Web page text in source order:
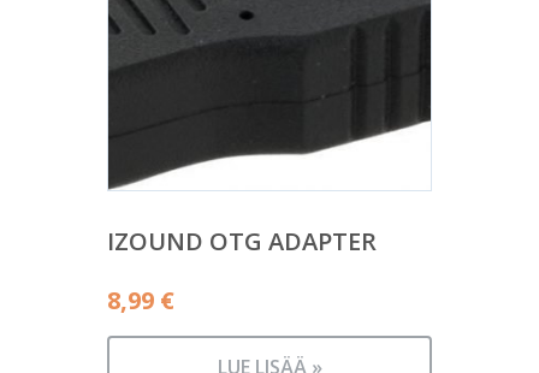
IZOUND OTG ADAPTER
8,99 €
LUE LISÄÄ »